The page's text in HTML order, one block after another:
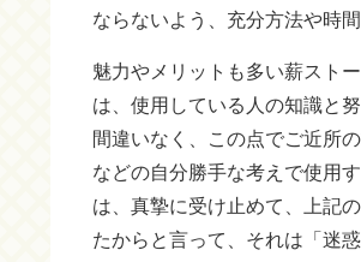
ならないよう、充分方法や時
魅力やメリットも多い薪スト
は、使用している人の知識と
間違いなく、この点でご近所
などの自分勝手な考えで使用
は、真摯に受け止めて、上記
たからと言って、それは「迷